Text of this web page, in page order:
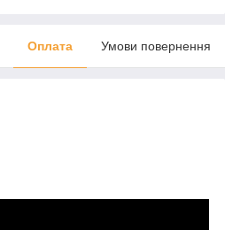
Оплата Умови повернення